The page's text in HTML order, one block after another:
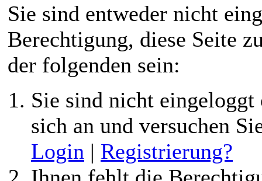
Sie sind entweder nicht
Berechtigung, diese Seite
der folgenden sein:
Sie sind nicht
sich an und versuchen
Login | Registrierung?